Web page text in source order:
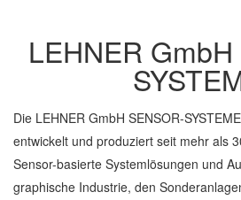
LEHNER
Die LEHNER GmbH SENSOR-
entwickelt und produziert seit mehr als
Sensor-basierte Systemlösungen und
graphische Industrie, den